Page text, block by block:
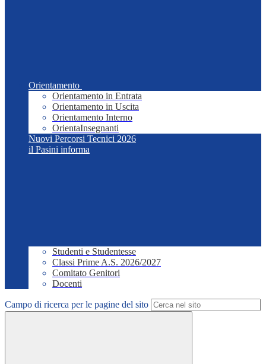
Orientamento
Orientamento in Entrata
Orientamento in Uscita
Orientamento Interno
OrientaInsegnanti
Nuovi Percorsi Tecnici 2026
il Pasini informa
Studenti e Studentesse
Classi Prime A.S. 2026/2027
Comitato Genitori
Docenti
Campo di ricerca per le pagine del sito